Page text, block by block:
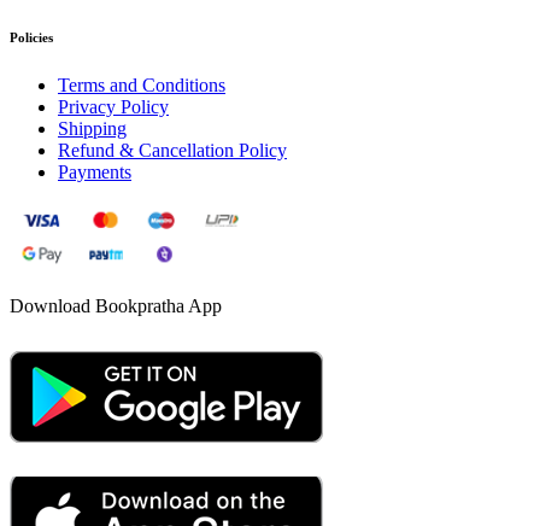
Policies
Terms and Conditions
Privacy Policy
Shipping
Refund & Cancellation Policy
Payments
Download Bookpratha App